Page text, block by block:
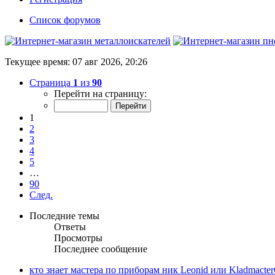
Список форумов
Текущее время: 07 авг 2026, 20:26
Страница 1 из 90
Перейти на страницу:
1
2
3
4
5
…
90
След.
Последние темы
Ответы
Просмотры
Последнее сообщение
кто знает мастера по приборам ник Leonid или